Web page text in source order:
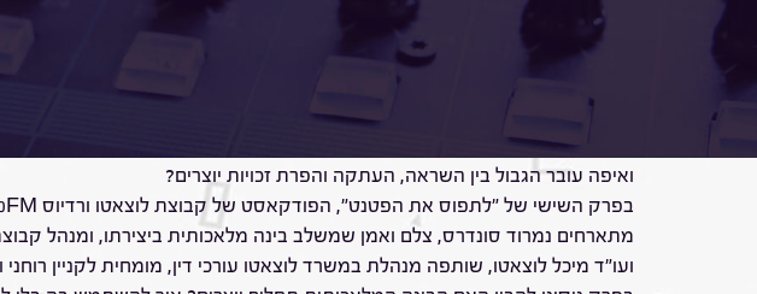
הבינה המלאכותית מאפשרת לכל אחד לייצר יצירות מרהיבות בלחיצת כפתור,
ואיפה עובר הגבול בין השראה, העתקה והפרת זכויות יוצרים?
בפרק השישי של "לתפוס את הפטנט", הפודקאסט של קבוצת לוצאטו ורדיוס 100FM, בהנחיית ד"ר אסתר לוצאטו ועו"ד תמר לוצאטו,
מתארחים נמרוד סונדרס, צלם ואמן שמשלב בינה מלאכותית ביצירתו, ומנהל
ועו"ד מיכל לוצאטו, שותפה מנהלת במשרד לוצאטו עורכי דין, מומחית לקניין רוחני